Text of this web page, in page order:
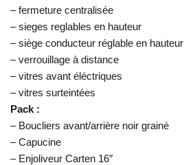
– fermeture centralisée
– sieges reglables en hauteur
– siège conducteur réglable en hauteur
– verrouillage à distance
– vitres avant éléctriques
– vitres surteintées
Pack :
– Boucliers avant/arrière noir grainé
– Capucine
– Enjoliveur Carten 16″